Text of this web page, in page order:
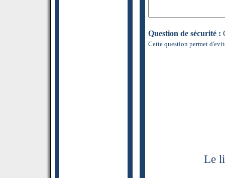
Question de sécurité :
Cette question permet
Le